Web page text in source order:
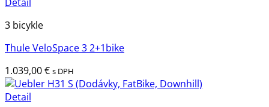
3 bicykle
Thule VeloSpace 3 2+1bike
1.039,00€ s DPH
Detail